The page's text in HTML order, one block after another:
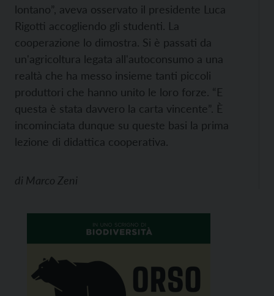
lontano”, aveva osservato il presidente Luca
Rigotti accogliendo gli studenti. La
cooperazione lo dimostra. Si è passati da
un'agricoltura legata all'autoconsumo a una
realtà che ha messo insieme tanti piccoli
produttori che hanno unito le loro forze. “E
questa è stata davvero la carta vincente”. È
incominciata dunque su queste basi la prima
lezione di didattica cooperativa.
di Marco Zeni